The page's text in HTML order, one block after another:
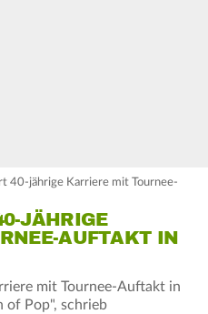
40-jährige Karriere mit Tournee-
JÄHRIGE
AUFTAKT IN
mit Tournee-Auftakt in
of Pop", schrieb